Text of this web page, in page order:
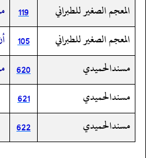
المعجم الصغير للطبراني
119
المعجم الصغير للطبراني
105
مسندالحميدي
620
مسندالحميدي
621
مسندالحميدي
622